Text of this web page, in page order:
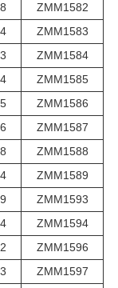
ZMM1582
ZMM1583
ZMM1584
ZMM1585
ZMM1586
ZMM1587
ZMM1588
ZMM1589
ZMM1593
ZMM1594
ZMM1596
ZMM1597